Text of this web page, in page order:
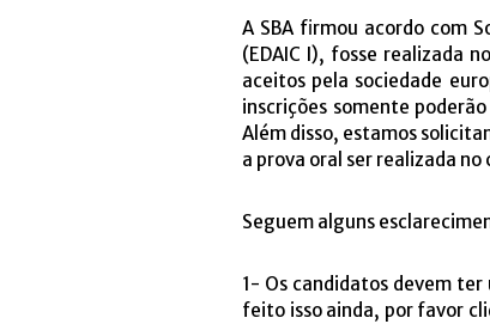
A SBA firmou acordo com
(EDAIC I), fosse realizada
aceitos pela sociedade
inscrições somente
Além disso, estamos
a prova oral ser realizada no
Seguem alguns
1- Os candidatos devem
feito isso ainda, por favor